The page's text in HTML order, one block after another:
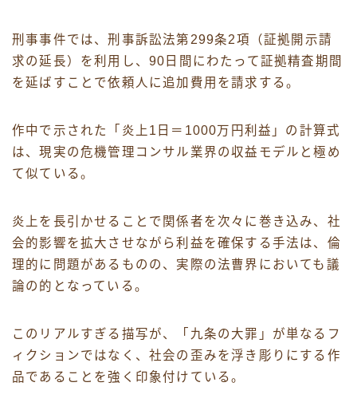
刑事事件では、刑事訴訟法第299条2項（証拠開示請
求の延長）を利用し、90日間にわたって証拠精査期間
を延ばすことで依頼人に追加費用を請求する。
作中で示された「炎上1日＝1000万円利益」の計算式
は、現実の危機管理コンサル業界の収益モデルと極め
て似ている。
炎上を長引かせることで関係者を次々に巻き込み、社
会的影響を拡大させながら利益を確保する手法は、倫
理的に問題があるものの、実際の法曹界においても議
論の的となっている。
このリアルすぎる描写が、「九条の大罪」が単なるフ
ィクションではなく、社会の歪みを浮き彫りにする作
品であることを強く印象付けている。